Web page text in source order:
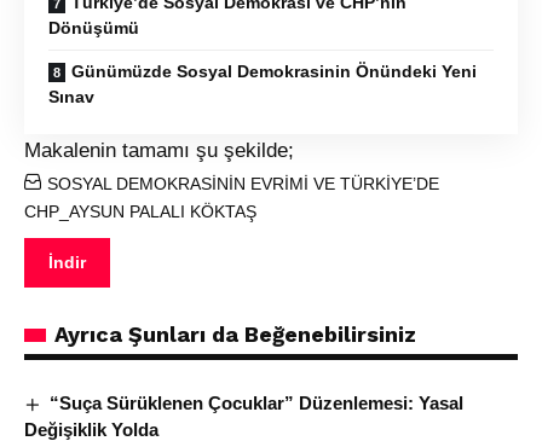
Dönüşümü
Günümüzde Sosyal Demokrasinin Önündeki Yeni
Sınav
Makalenin tamamı şu şekilde;
SOSYAL DEMOKRASİNİN EVRİMİ VE TÜRKİYE’DE
CHP_AYSUN PALALI KÖKTAŞ
İndir
Ayrıca Şunları da Beğenebilirsiniz
“Suça Sürüklenen Çocuklar” Düzenlemesi: Yasal
Değişiklik Yolda